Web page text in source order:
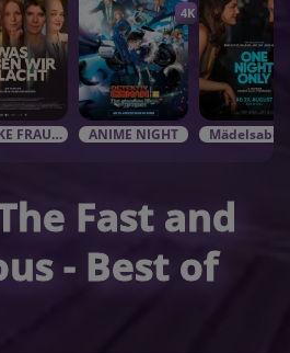
STARKE FRAUEN in starken Rolle
4K
ANIME NIGHT
Fast and
- Best of